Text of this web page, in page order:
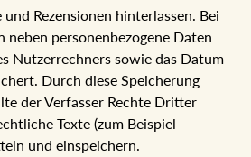
Internetseite über ein Online-
Rezensionen hinterlassen. Bei
neben personenbezogene Daten
Nutzerrechners sowie das Datum
Durch diese Speicherung
der Verfasser Rechte Dritter
Texte (zum Beispiel